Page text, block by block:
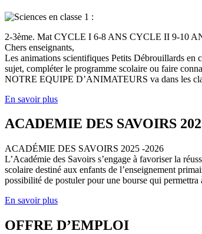
2-3ème. Mat CYCLE I 6-8 ANS CYCLE II 9-10
Chers enseignants,
Les animations scientifiques Petits Débrouillards en
sujet, compléter le programme scolaire ou faire
NOTRE EQUIPE D’ANIMATEURS va dans les
En savoir plus
ACADEMIE DES SAVOIRS
ACADÉMIE DES SAVOIRS 2025 -2026
L’Académie des Savoirs s’engage à favoriser la
scolaire destiné aux enfants de l’enseignement
possibilité de postuler pour une bourse qui permettra
En savoir plus
OFFRE D’EMPLOI